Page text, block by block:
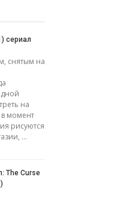
сериал
снятым на
на
момент
рисуются
…
The Curse